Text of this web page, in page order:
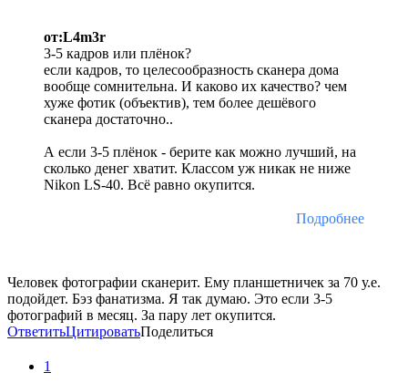
от:L4m3r
3-5 кадров или плёнок?
если кадров, то целесообразность сканера дома
вообще сомнительна. И каково их качество? чем
хуже фотик (объектив), тем более дешёвого
сканера достаточно..
А если 3-5 плёнок - берите как можно лучший, на
сколько денег хватит. Классом уж никак не ниже
Nikon LS-40. Всё равно окупится.
Подробнее
Человек фотографии сканерит. Ему планшетничек за 70 у.е.
подойдет. Бэз фанатизма. Я так думаю. Это если 3-5
фотографий в месяц. За пару лет окупится.
ОтветитьЦитироватьПоделиться
1